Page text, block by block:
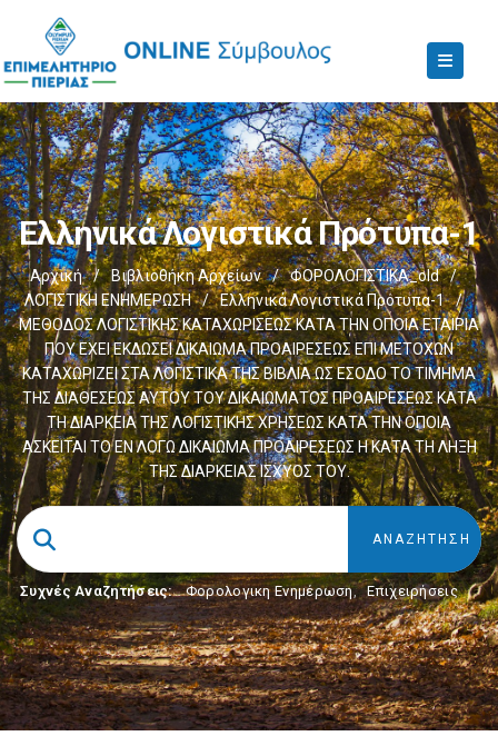
Ελληνικά Λογιστικά Πρότυπα-1
Αρχική / Βιβλιοθήκη Αρχείων / ΦΟΡΟΛΟΓΙΣΤΙΚΑ_old
/
ΛΟΓΙΣΤΙΚΗ ΕΝΗΜΕΡΩΣΗ
/ Ελληνικά Λογιστικά Πρότυπα-1
/
ΜΕΘΟΔΟΣ ΛΟΓΙΣΤΙΚΗΣ ΚΑΤΑΧΩΡΙΣΕΩΣ ΚΑΤΑ ΤΗΝ ΟΠΟΙΑ ΕΤΑΙΡΙΑ
ΠΟΥ ΕΧΕΙ ΕΚΔΩΣΕΙ ΔΙΚΑΙΩΜΑ ΠΡΟΑΙΡΕΣΕΩΣ ΕΠΙ ΜΕΤΟΧΩΝ
ΚΑΤΑΧΩΡΙΖΕΙ ΣΤΑ ΛΟΓΙΣΤΙΚΑ ΤΗΣ ΒΙΒΛΙΑ ΩΣ ΕΣΟΔΟ ΤΟ ΤΙΜΗΜΑ
ΤΗΣ ΔΙΑΘΕΣΕΩΣ ΑΥΤΟΥ ΤΟΥ ΔΙΚΑΙΩΜΑΤΟΣ ΠΡΟΑΙΡΕΣΕΩΣ ΚΑΤΑ
ΤΗ ΔΙΑΡΚΕΙΑ ΤΗΣ ΛΟΓΙΣΤΙΚΗΣ ΧΡΗΣΕΩΣ ΚΑΤΑ ΤΗΝ ΟΠΟΙΑ
ΑΣΚΕΙΤΑΙ ΤΟ ΕΝ ΛΟΓΩ ΔΙΚΑΙΩΜΑ ΠΡΟΑΙΡΕΣΕΩΣ Η ΚΑΤΑ ΤΗ ΛΗΞΗ
ΤΗΣ ΔΙΑΡΚΕΙΑΣ ΙΣΧΥΟΣ ΤΟΥ.
Συχνές Αναζητήσεις: Φορολογικη Ενημέρωση, Επιχειρήσεις